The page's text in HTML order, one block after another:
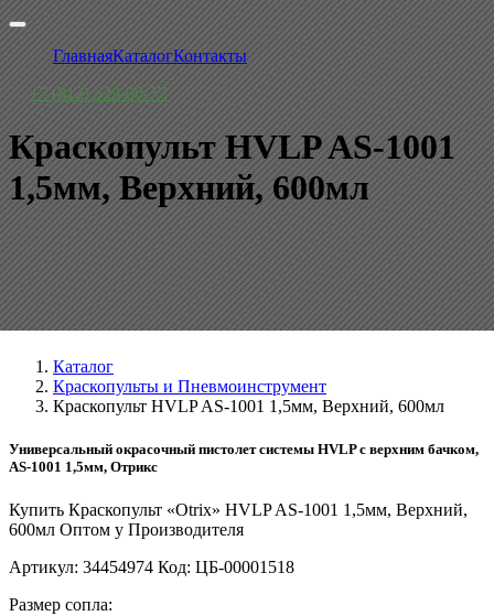
ГлавнаяКаталогКонтакты
+7 (812) 329-00-77
Краскопульт HVLP AS-1001
1,5мм, Верхний, 600мл
Каталог
Краскопульты и Пневмоинструмент
Краскопульт HVLP AS-1001 1,5мм, Верхний, 600мл
Универсальный окрасочный пистолет системы HVLP с верхним бачком,
AS-1001 1,5мм, Отрикс
Купить Краскопульт «Otrix» HVLP AS-1001 1,5мм, Верхний,
600мл Оптом у Производителя
Артикул: 34454974 Код: ЦБ-00001518
Размер сопла: